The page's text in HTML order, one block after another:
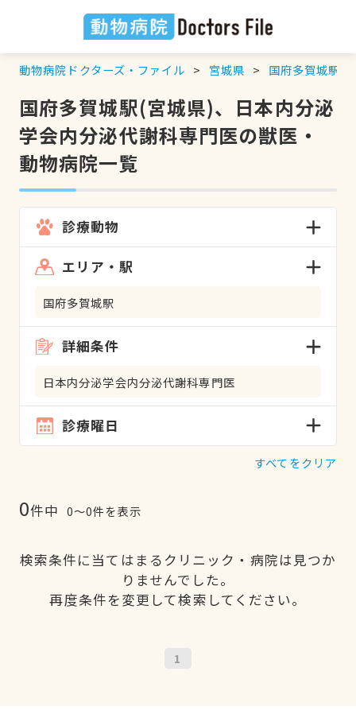
動物病院ドクターズ・ファイル 宮城県 国府多賀城駅
国府多賀城駅(宮城県)、日本内分泌
学会内分泌代謝科専門医の獣医・
動物病院一覧
診療動物
エリア・駅
国府多賀城駅
詳細条件
日本内分泌学会内分泌代謝科専門医
診療曜日
すべてをクリア
0件中 0〜0件を表示
検索条件に当てはまるクリニック・病院は見つか
りませんでした。
再度条件を変更して検索してください。
1